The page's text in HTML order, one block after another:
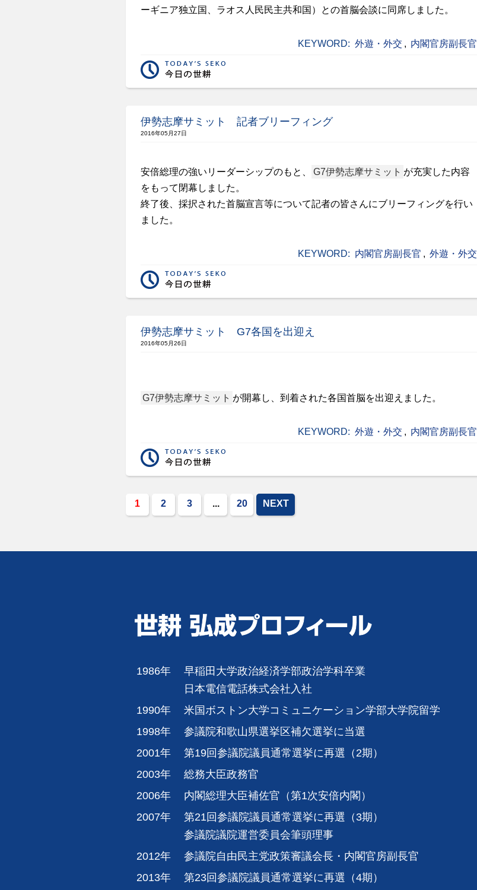
ーギニア独立国、ラオス人民民主共和国）との首脳会談に同席しました。
KEYWORD: 外遊・外交 , 内閣官房副長官
伊勢志摩サミット 記者ブリーフィング
2016年05月27日
安倍総理の強いリーダーシップのもと、 G7伊勢志摩サミット が充実した内容
をもって閉幕しました。
終了後、採択された首脳宣言等について記者の皆さんにブリーフィングを行い
ました。
KEYWORD: 内閣官房副長官 , 外遊・外交
伊勢志摩サミット G7各国を出迎え
2016年05月26日
G7伊勢志摩サミット が開幕し、到着された各国首脳を出迎えました。
KEYWORD: 外遊・外交 , 内閣官房副長官
1 2 3 ... 20 NEXT
1986年
早稲田大学政治経済学部政治学科卒業
日本電信電話株式会社入社
1990年
米国ボストン大学コミュニケーション学部大学院留学
1998年
参議院和歌山県選挙区補欠選挙に当選
2001年
第19回参議院議員通常選挙に再選（2期）
2003年
総務大臣政務官
2006年
内閣総理大臣補佐官（第1次安倍内閣）
2007年
第21回参議院議員通常選挙に再選（3期）
参議院議院運営委員会筆頭理事
2012年
参議院自由民主党政策審議会長・内閣官房副長官
2013年
第23回参議院議員通常選挙に再選（4期）